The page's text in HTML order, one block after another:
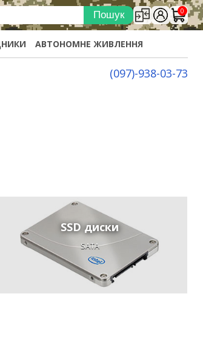
0
АВТОНОМНЕ ЖИВЛЕННЯ
(097)-938-03-73
SSD диски
SATA